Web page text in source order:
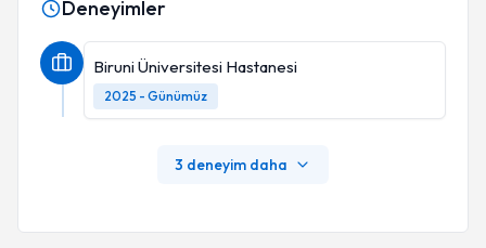
Deneyimler
Biruni Üniversitesi Hastanesi
2025 - Günümüz
3 deneyim daha